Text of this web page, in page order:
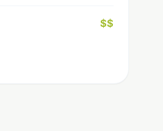
$$